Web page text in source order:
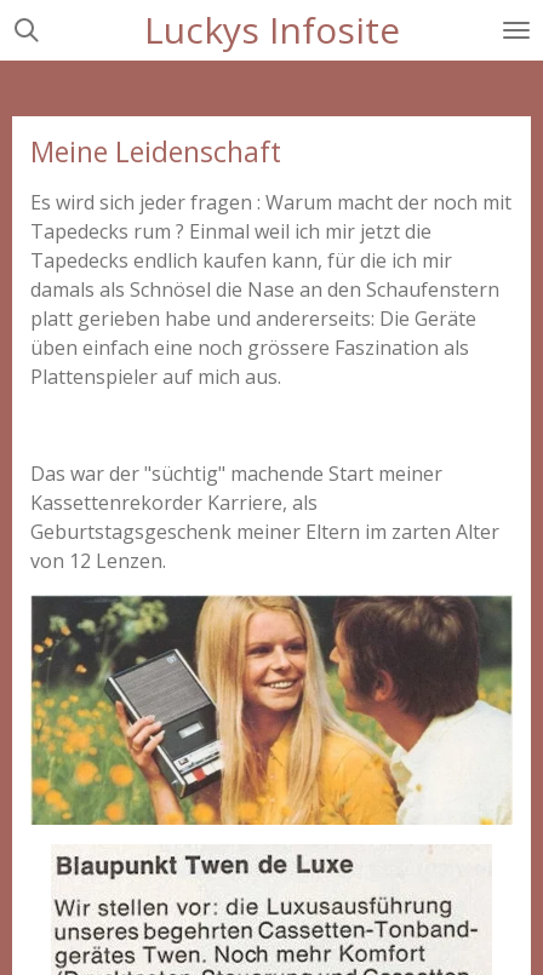
Zum
Luckys Infosite
Meine Leidenschaft
Es wird sich jeder fragen : Warum macht der noch mit
Tapedecks rum ? Einmal weil ich mir jetzt die
Tapedecks endlich kaufen kann, für die ich mir
damals als Schnösel die Nase an den Schaufenstern
platt gerieben habe und andererseits: Die Geräte
üben einfach eine noch grössere Faszination als
Plattenspieler auf mich aus.
Das war der "süchtig" machende Start meiner
Kassettenrekorder Karriere, als
Geburtstagsgeschenk meiner Eltern im zarten Alter
von 12 Lenzen.